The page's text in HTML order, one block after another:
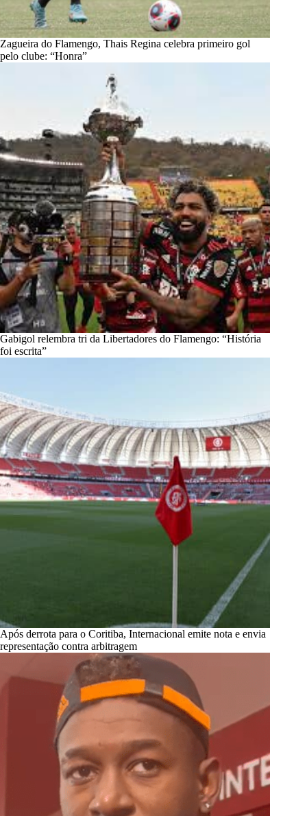
Zagueira do Flamengo, Thais Regina celebra primeiro gol
pelo clube: “Honra”
Gabigol relembra tri da Libertadores do Flamengo: “História
foi escrita”
Após derrota para o Coritiba, Internacional emite nota e envia
representação contra arbitragem